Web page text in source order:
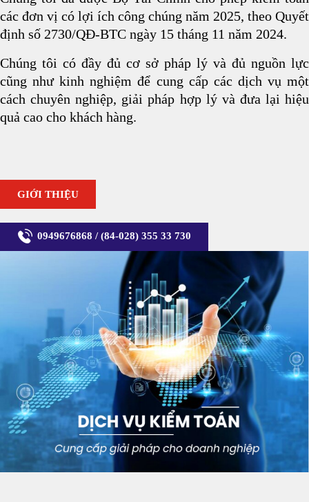
các đơn vị có lợi ích công chúng năm 2025, theo Quyết
định số 2730/QĐ-BTC ngày 15 tháng 11 năm 2024.
Chúng tôi có đầy đủ cơ sở pháp lý và đủ nguồn lực
cũng như kinh nghiệm để cung cấp các dịch vụ một
cách chuyên nghiệp, giải pháp hợp lý và đưa lại hiệu
quả cao cho khách hàng.
GIỚI THIỆU
0949676868 /(84-028) 355 33 730